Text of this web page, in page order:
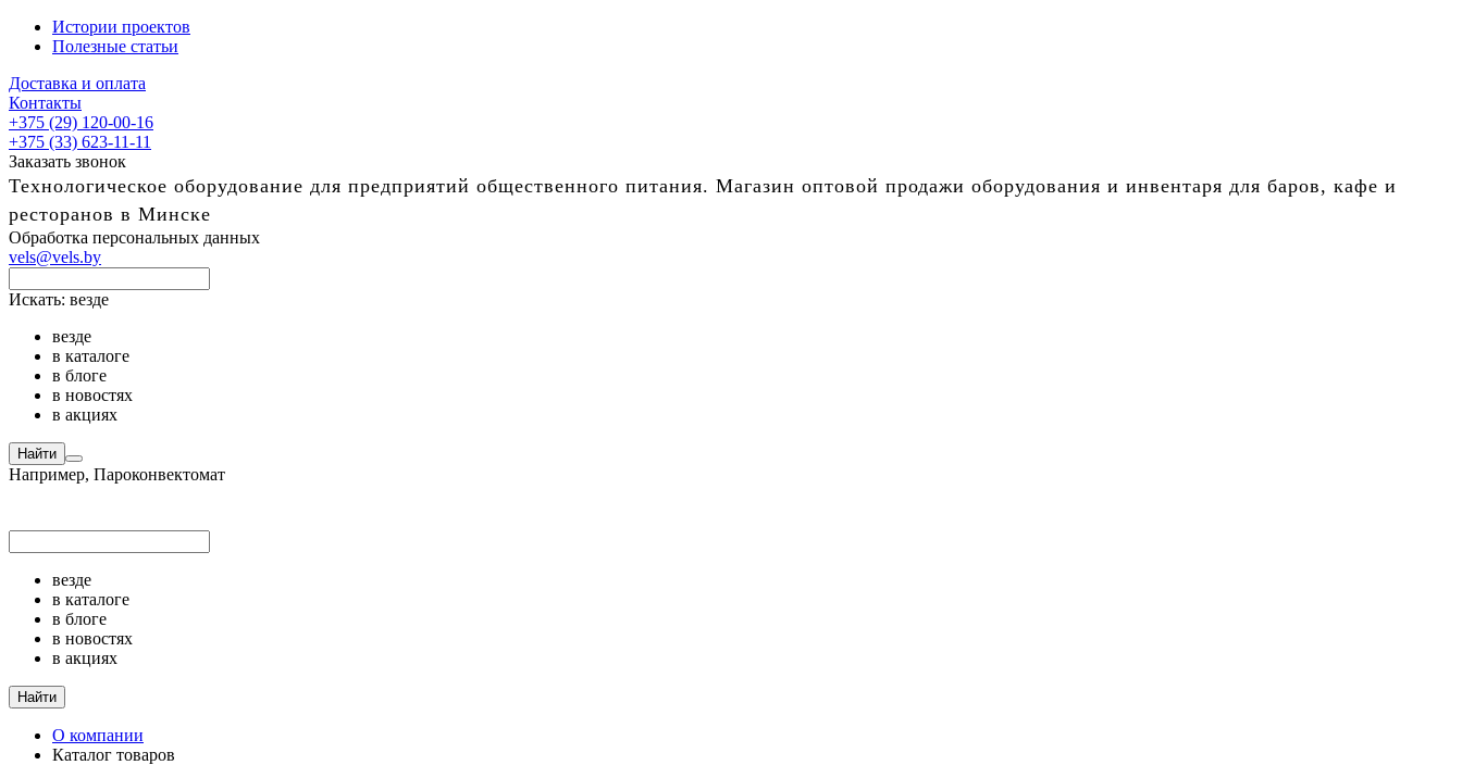
Истории проектов
Полезные статьи
Доставка и оплата
Контакты
+375 (29) 120-00-16
+375 (33) 623-11-11
Заказать звонок
Технологическое оборудование для предприятий общественного питания. Магазин оптовой продажи оборудования и инвентаря для баров, кафе и
ресторанов в Минске
Обработка персональных данных
vels@vels.by
Искать: везде
везде
в каталоге
в блоге
в новостях
в акциях
Найти
Например, Пароконвектомат
везде
в каталоге
в блоге
в новостях
в акциях
Найти
О компании
Каталог товаров